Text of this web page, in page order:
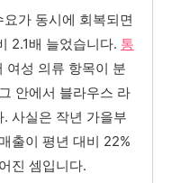
가 동시에 회복되면
2.1배 늘었습니다. 통
여성 의류 항목이 분
안에서 블라우스 라
사실은 작년 가을부
출이 평년 대비 22%
진 셈입니다.